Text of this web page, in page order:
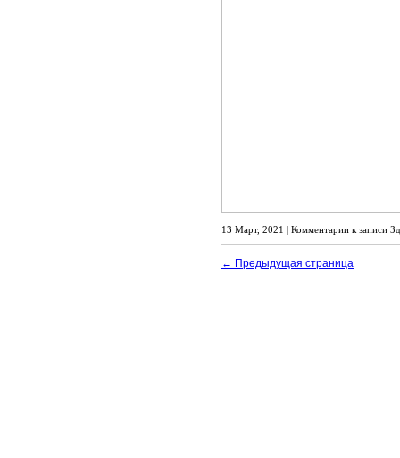
13 Март, 2021 | Комментарии к записи
← Предыдущая страница